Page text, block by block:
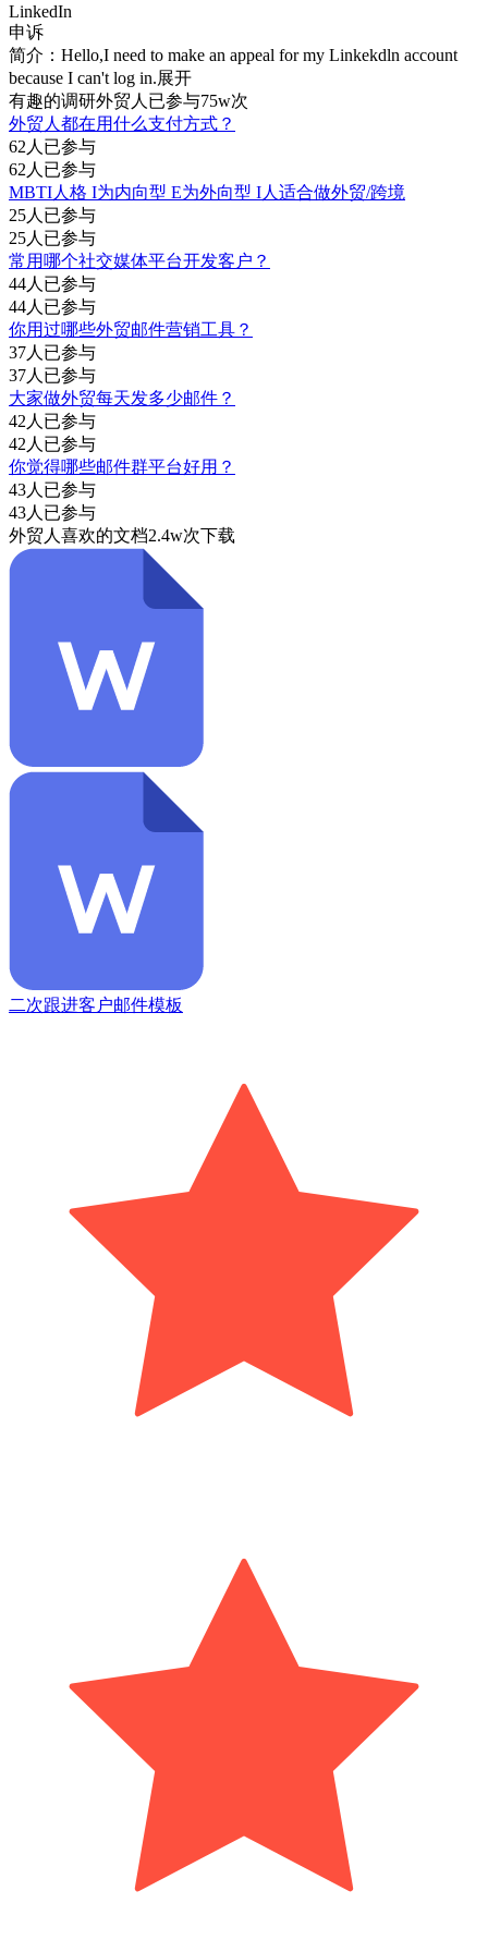
LinkedIn
申诉
简介：Hello,I need to make an appeal for my Linkekdln account
because I can't log in.展开
有趣的调研外贸人已参与75w次
外贸人都在用什么支付方式？
62人已参与
62人已参与
MBTI人格 I为内向型 E为外向型 I人适合做外贸/跨境
25人已参与
25人已参与
常用哪个社交媒体平台开发客户？
44人已参与
44人已参与
你用过哪些外贸邮件营销工具？
37人已参与
37人已参与
大家做外贸每天发多少邮件？
42人已参与
42人已参与
你觉得哪些邮件群平台好用？
43人已参与
43人已参与
外贸人喜欢的文档2.4w次下载
二次跟进客户邮件模板